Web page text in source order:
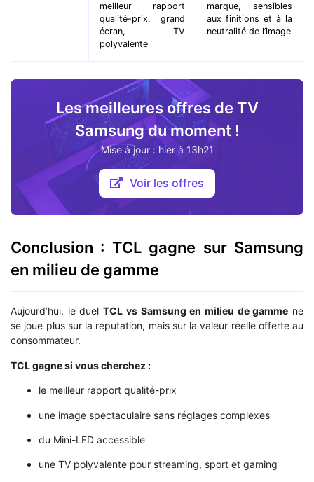
meilleur rapport
qualité-prix, grand
écran, TV
polyvalente
marque, sensibles
aux finitions et à la
neutralité de l’image
Les meilleures offres de TV
Samsung du moment !
Mise à jour : hier à 13h21
Voir les offres
Conclusion : TCL gagne sur Samsung
en milieu de gamme
Aujourd’hui, le duelTCL vs Samsung en milieu de gamme ne
se joue plus sur la réputation, mais sur la valeur réelle offerte au
consommateur.
TCL gagne si vous cherchez :
le meilleur rapport qualité-prix
une image spectaculaire sans réglages complexes
du Mini-LED accessible
une TV polyvalente pour streaming, sport et gaming